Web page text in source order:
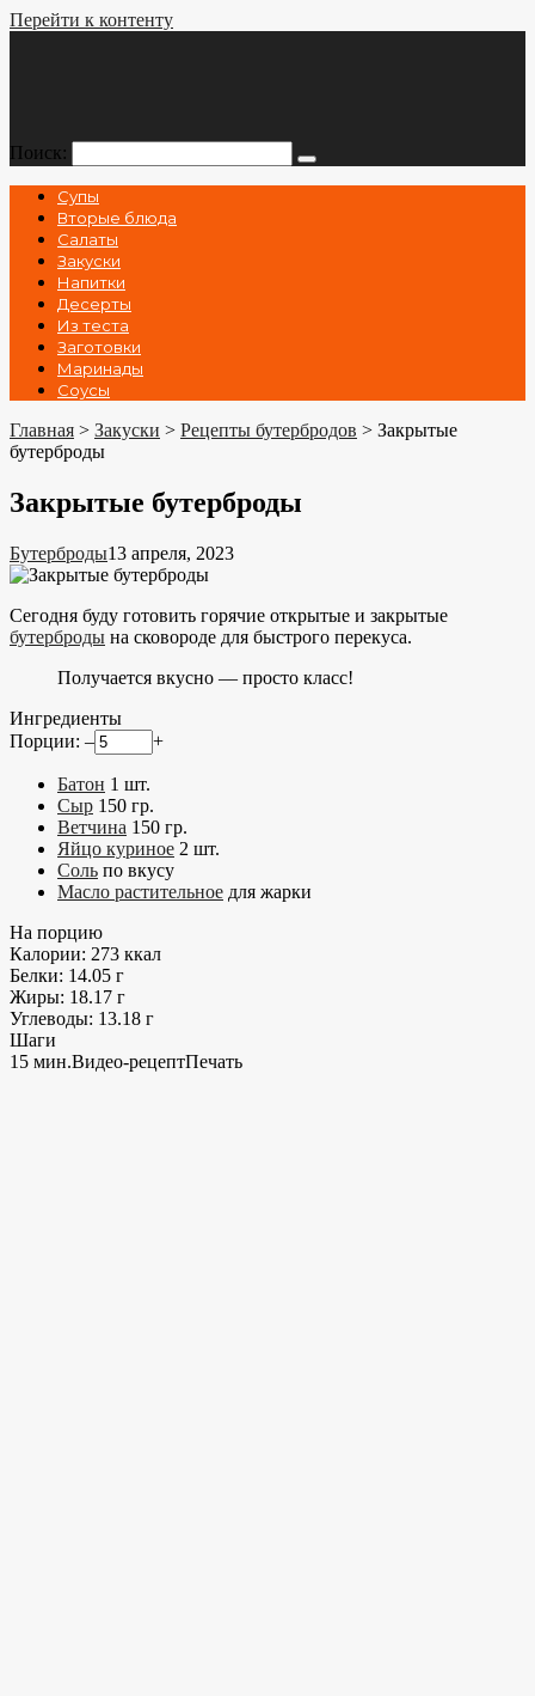
Перейти к контенту
Поиск:
Супы
Вторые блюда
Салаты
Закуски
Напитки
Десерты
Из теста
Заготовки
Маринады
Соусы
Главная > Закуски > Рецепты бутербродов > Закрытые
бутерброды
Закрытые бутерброды
Бутерброды13 апреля, 2023
Сегодня буду готовить горячие открытые и закрытые
бутерброды на сковороде для быстрого перекуса.
Получается вкусно — просто класс!
Ингредиенты
Порции: – +
Батон 1 шт.
Сыр 150 гр.
Ветчина 150 гр.
Яйцо куриное 2 шт.
Соль по вкусу
Масло растительное для жарки
На порцию
Калории: 273 ккал
Белки: 14.05 г
Жиры: 18.17 г
Углеводы: 13.18 г
Шаги
15 мин.Видео-рецептПечать